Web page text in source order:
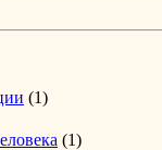
(1)
(1)